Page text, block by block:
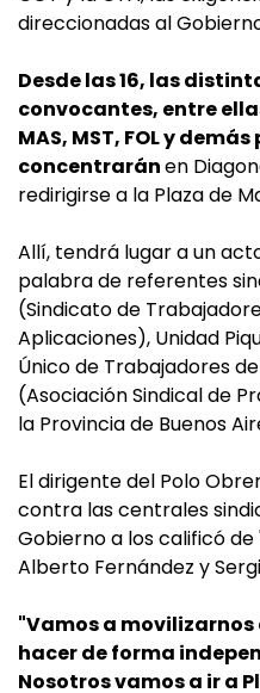
direccionadas al
Desde las 16, las
convocantes, entre
MAS, MST, FOL y
concentraránen
redirigirse a la Plaza de
Allí, tendrá lugar a un
palabra de referentes
(Sindicato de
Aplicaciones), Unidad
Único de Trabajadores
(Asociación Sindical de
la Provincia de Buenos
El dirigente del Polo
contra las centrales
Gobierno a los calificó
Alberto Fernández y
"Vamos a movilizarnos
hacer de forma
Nosotros vamos a ir a